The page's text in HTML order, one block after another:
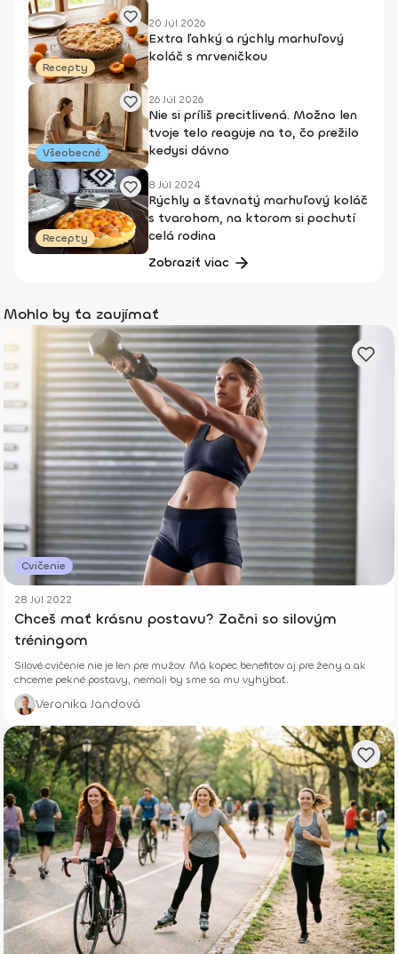
Recepty
20 Júl 2026
Extra ľahký a rýchly marhuľový
koláč s mrveničkou
Všeobecné
26 Júl 2026
Nie si príliš precitlivená. Možno len
tvoje telo reaguje na to, čo prežilo
kedysi dávno
Recepty
8 Júl 2024
Rýchly a šťavnatý marhuľový koláč
s tvarohom, na ktorom si pochutí
celá rodina
Zobraziť viac
Mohlo by ťa zaujímať
Cvičenie
28 Júl 2022
Chceš mať krásnu postavu? Začni so silovým
tréningom
Silové cvičenie nie je len pre mužov. Má kopec benefitov aj pre ženy a ak
chceme pekné postavy, nemali by sme sa mu vyhýbať.
Veronika Jandová